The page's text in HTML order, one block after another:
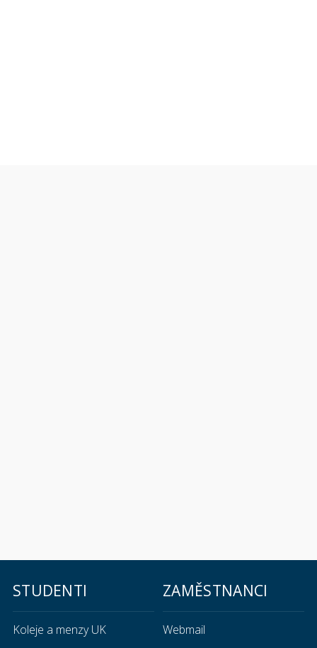
STUDENTI
Koleje a menzy UK
ZAMĚSTNANCI
Webmail